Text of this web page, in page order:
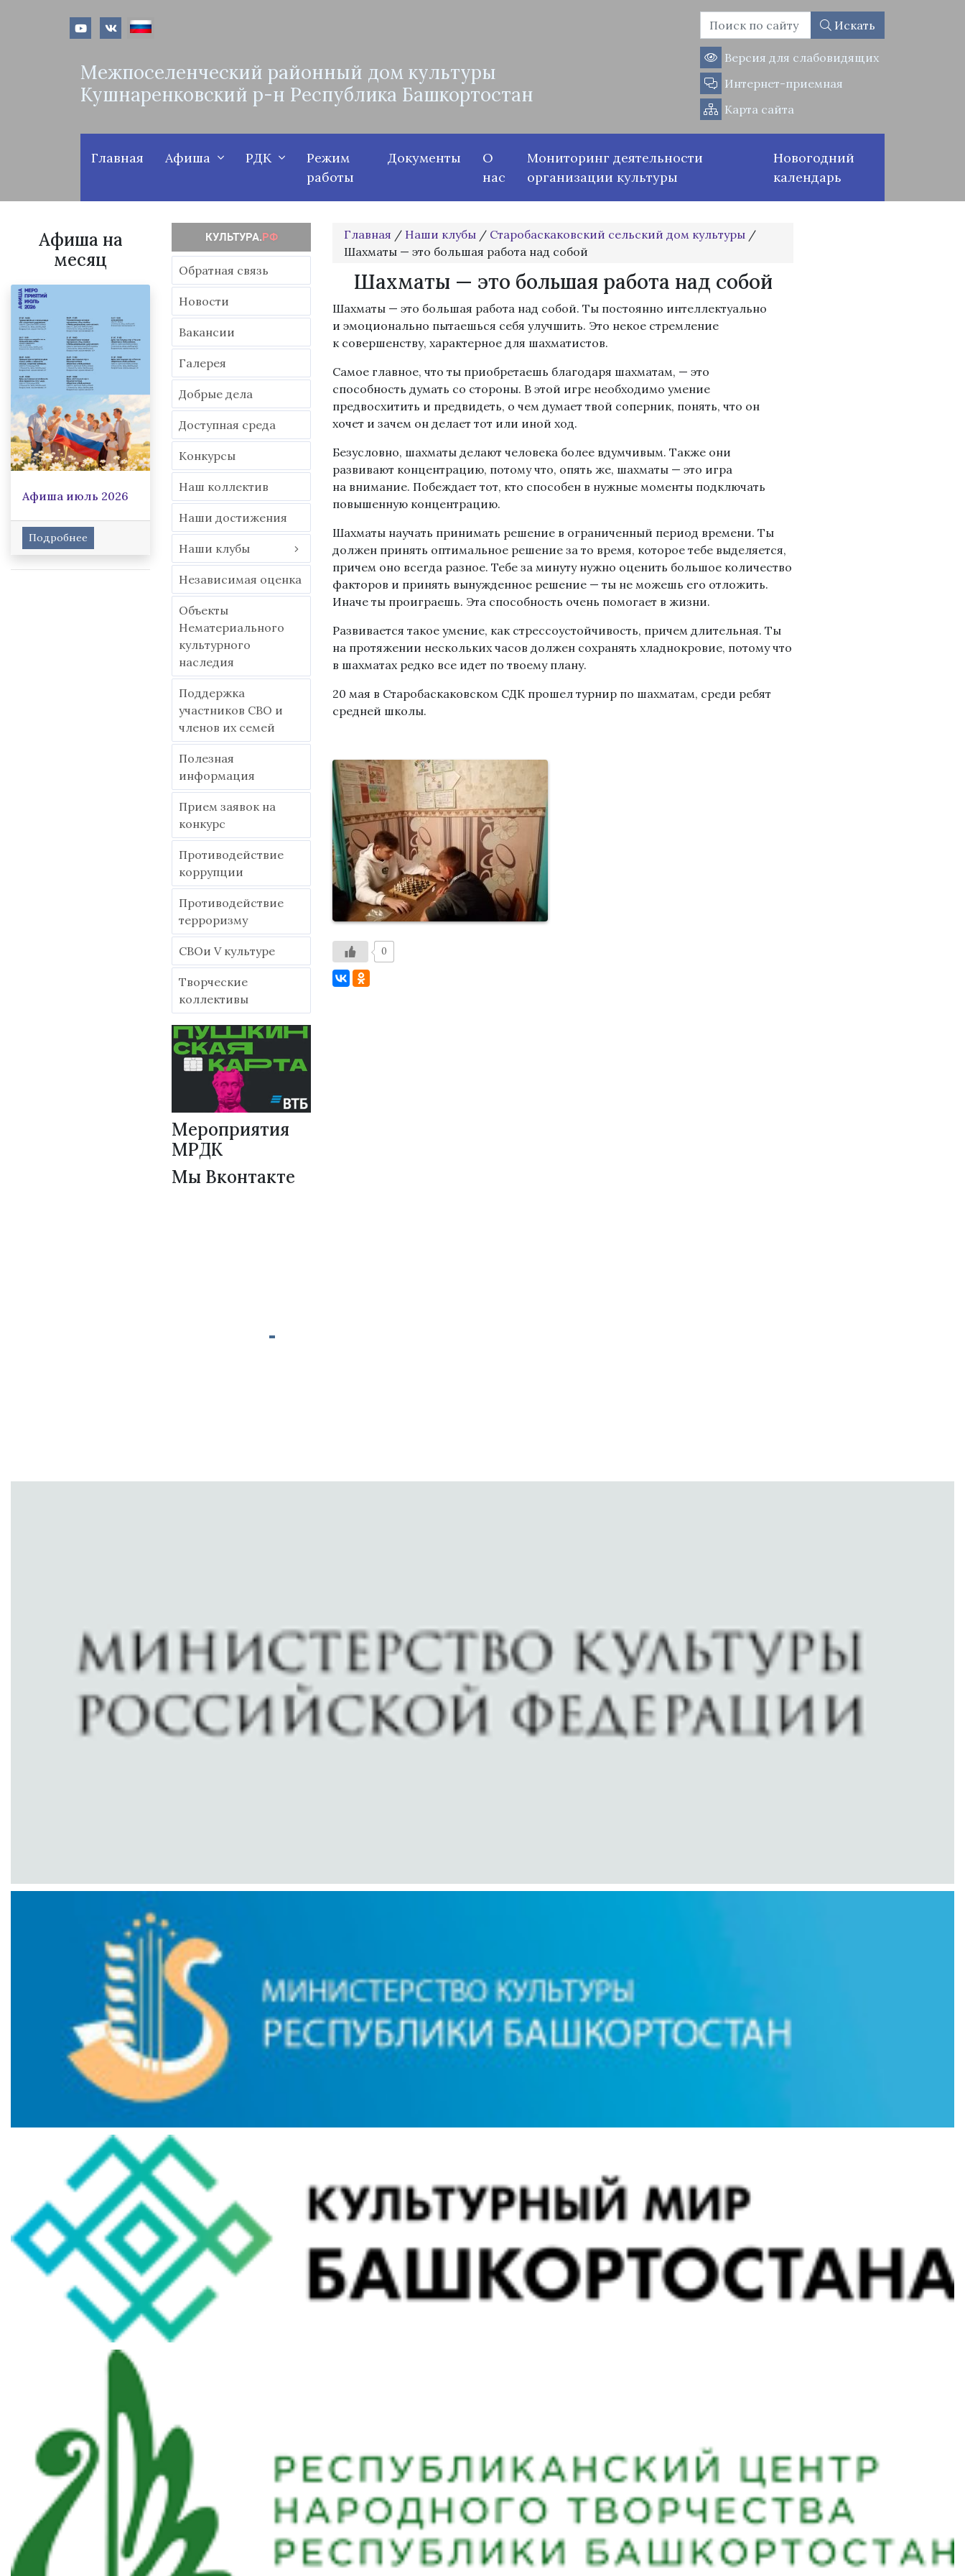
Искать
Межпоселенческий районный дом культуры
Кушнаренковский р-н Республика Башкортостан
Версия для слабовидящих
Интернет-приемная
Карта сайта
Главная Афиша РДК
Режим
работы
Документы
О
нас
Мониторинг деятельности
организации культуры
Новогодний
календарь
Афиша на
месяц
Афиша июль 2026
Подробнее
Обратная связь
Новости
Вакансии
Гaлерея
Добрые дела
Доступная среда
Конкурсы
Наш коллектив
Наши достижения
Наши клубы
Независимая оценка
Объекты
Нематериального
культурного
наследия
Поддержка
участников СВО и
членов их семей
Полезная
информация
Прием заявок на
конкурс
Противодействие
коррупции
Противодействие
терроризму
СВОи V культуре
Творческие
коллективы
Мероприятия
МРДК
Мы Вконтакте
Главная / Наши клубы / Старобаскаковский сельский дом культуры /
Шахматы — это большая работа над собой
Шахматы — это большая работа над собой
Шахматы — это большая работа над собой. Ты постоянно интеллектуально
и эмоционально пытаешься себя улучшить. Это некое стремление
к совершенству, характерное для шахматистов.
Самое главное, что ты приобретаешь благодаря шахматам, — это
способность думать со стороны. В этой игре необходимо умение
предвосхитить и предвидеть, о чем думает твой соперник, понять, что он
хочет и зачем он делает тот или иной ход.
Безусловно, шахматы делают человека более вдумчивым. Также они
развивают концентрацию, потому что, опять же, шахматы — это игра
на внимание. Побеждает тот, кто способен в нужные моменты подключать
повышенную концентрацию.
Шахматы научать принимать решение в ограниченный период времени. Ты
должен принять оптимальное решение за то время, которое тебе выделяется,
причем оно всегда разное. Тебе за минуту нужно оценить большое количество
факторов и принять вынужденное решение — ты не можешь его отложить.
Иначе ты проиграешь. Эта способность очень помогает в жизни.
Развивается такое умение, как стрессоустойчивость, причем длительная. Ты
на протяжении нескольких часов должен сохранять хладнокровие, потому что
в шахматах редко все идет по твоему плану.
20 мая в Старобаскаковском СДК прошел турнир по шахматам, среди ребят
средней школы.
0